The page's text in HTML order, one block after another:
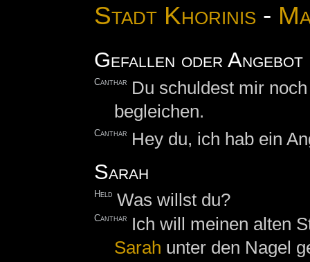
Stadt Khorinis-
Gefallen oder Angebot
Canthar
Du schuldest mir
begleichen.
Canthar Hey du, ich hab ein
Sarah
Held Was willst du?
Canthar
Ich will meinen alten
Sarah unter den Nagel